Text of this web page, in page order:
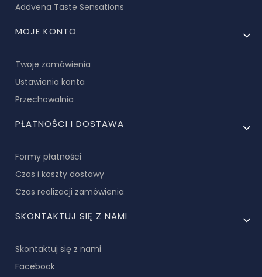
Addvena Taste Sensations
MOJE KONTO
Twoje zamówienia
Ustawienia konta
Przechowalnia
PŁATNOŚCI I DOSTAWA
Formy płatności
Czas i koszty dostawy
Czas realizacji zamówienia
SKONTAKTUJ SIĘ Z NAMI
Skontaktuj się z nami
Facebook